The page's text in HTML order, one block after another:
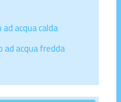
ad acqua calda
ad acqua fredda